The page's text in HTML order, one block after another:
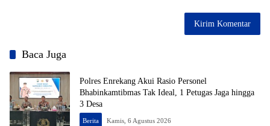
Baca Juga
Polres Enrekang Akui Rasio Personel
Bhabinkamtibmas Tak Ideal, 1 Petugas Jaga hingga
3 Desa
Berita Kamis, 6 Agustus 2026